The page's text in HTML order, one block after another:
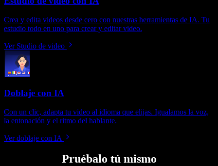
Crea y edita videos desde cero con nuestras herramientas de IA. Tu
estudio todo en uno para crear y editar video.
Ver Studio de video
Doblaje con IA
Con un clic, adapta tu video al idioma que elijas. Igualamos la voz,
la entonación y el ritmo del hablante.
Ver doblaje con IA
Pruébalo tú mismo